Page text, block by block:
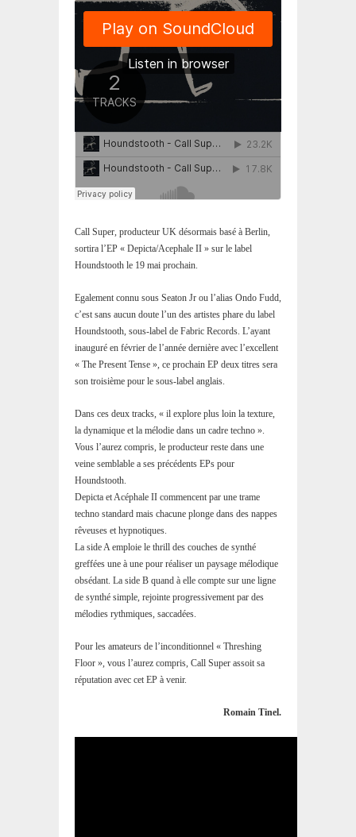
Call Super, producteur UK désormais basé à Berlin,
sortira l’EP « Depicta/Acephale II » sur le label
Houndstooth le 19 mai prochain.
Egalement connu sous Seaton Jr ou l’alias Ondo Fudd,
c’est sans aucun doute l’un des artistes phare du label
Houndstooth, sous-label de Fabric Records. L’ayant
inauguré en février de l’année dernière avec l’excellent
« The Present Tense », ce prochain EP deux titres sera
son troisième pour le sous-label anglais.
Dans ces deux tracks, « il explore plus loin la texture,
la dynamique et la mélodie dans un cadre techno ».
Vous l’aurez compris, le producteur reste dans une
veine semblable a ses précédents EPs pour
Houndstooth.
Depicta et Acéphale II commencent par une trame
techno standard mais chacune plonge dans des nappes
rêveuses et hypnotiques.
La side A emploie le thrill des couches de synthé
greffées une à une pour réaliser un paysage mélodique
obsédant. La side B quand à elle compte sur une ligne
de synthé simple, rejointe progressivement par des
mélodies rythmiques, saccadées.
Pour les amateurs de l’inconditionnel « Threshing
Floor », vous l’aurez compris, Call Super assoit sa
réputation avec cet EP à venir.
Romain Tinel.